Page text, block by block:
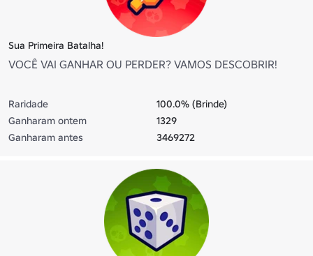
Sua Primeira Batalha!
VOCÊ VAI GANHAR OU PERDER? VAMOS DESCOBRIR!
Raridade
100.0% (Brinde)
Ganharam ontem
1329
Ganharam antes
3469272